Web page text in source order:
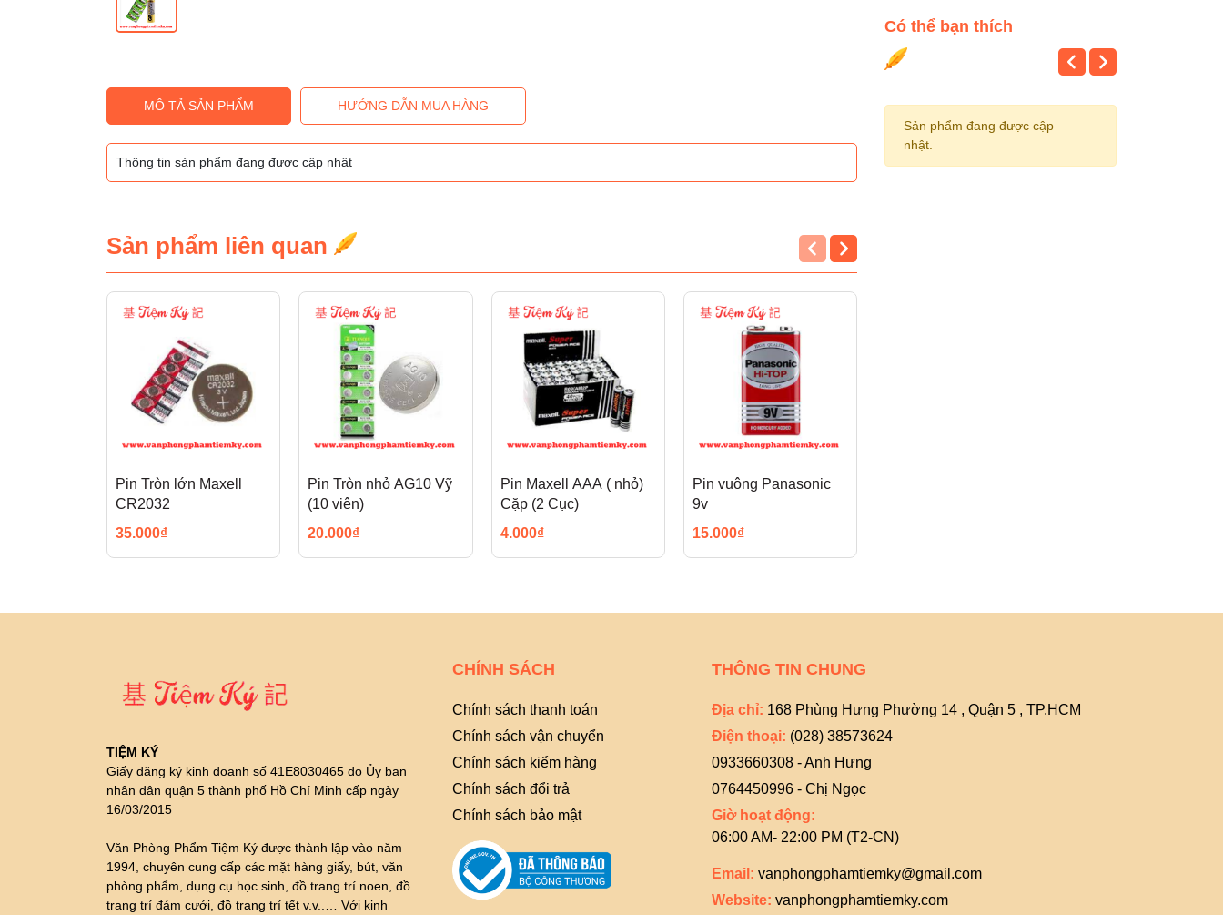
MÔ TẢ SẢN PHẨM HƯỚNG DẪN MUA HÀNG
Thông tin sản phẩm đang được cập nhật
Sản phẩm liên quan
Pin Tròn lớn Maxell
CR2032
35.000₫
Pin Tròn nhỏ AG10 Vỹ
(10 viên)
20.000₫
Pin Maxell AAA ( nhỏ)
Cặp (2 Cục)
4.000₫
Pin vuông Panasonic
9v
15.000₫
Có thể bạn thích
Sản phẩm đang được cập
nhật.
TIỆM KÝ
Giấy đăng ký kinh doanh số 41E8030465 do Ủy ban
nhân dân quận 5 thành phố Hồ Chí Minh cấp ngày
16/03/2015
Văn Phòng Phẩm Tiệm Ký được thành lập vào năm
1994, chuyên cung cấp các mặt hàng giấy, bút, văn
phòng phẩm, dụng cụ học sinh, đồ trang trí noen, đồ
trang trí đám cưới, đồ trang trí tết v.v..… Với kinh
CHÍNH SÁCH
Chính sách thanh toán
Chính sách vận chuyển
Chính sách kiểm hàng
Chính sách đổi trả
Chính sách bảo mật
THÔNG TIN CHUNG
Địa chỉ: 168 Phùng Hưng Phường 14 , Quận 5 , TP.HCM
Điện thoại: (028) 38573624
0933660308 - Anh Hưng
0764450996 - Chị Ngọc
Giờ hoạt động:
06:00 AM- 22:00 PM (T2-CN)
Email: vanphongphamtiemky@gmail.com
Website: vanphongphamtiemky.com